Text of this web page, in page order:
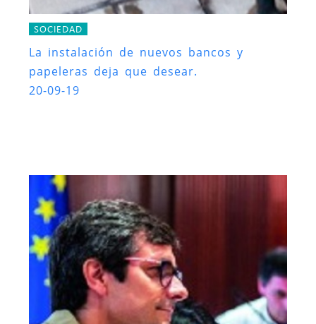
SOCIEDAD
La instalación de nuevos bancos y
papeleras deja que desear.
20-09-19